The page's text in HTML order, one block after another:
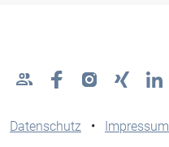
Datenschutz • Impressum